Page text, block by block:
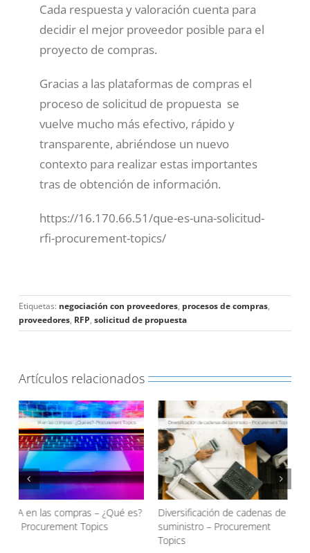
Cada respuesta y valoración cuenta para
decidir el mejor proveedor posible para el
proyecto de compras.
Gracias a las plataformas de compras el
proceso de solicitud de propuesta se
vuelve mucho más efectivo, rápido y
transparente, abriéndose un nuevo
contexto para realizar estas importantes
tras de obtención de información.
https://16.170.66.51/que-es-una-solicitud-
rfi-procurement-topics/
Etiquetas: negociación con proveedores, procesos de compras,
proveedores, RFP, solicitud de propuesta
Artículos relacionados
Diversificación de cadenas de
suministro – Procurement
Evitación de Costes ¿Qué es?
– Procurement Topics